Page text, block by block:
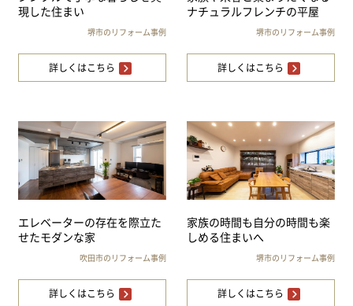
現した住まい
堺市のリフォーム事例
詳しくはこちら
ナチュラルフレンチの平屋
堺市のリフォーム事例
詳しくはこちら
エレベーターの存在を際立た
せたモダンな家
吹田市のリフォーム事例
詳しくはこちら
家族の時間も自分の時間も楽
しめる住まいへ
堺市のリフォーム事例
詳しくはこちら